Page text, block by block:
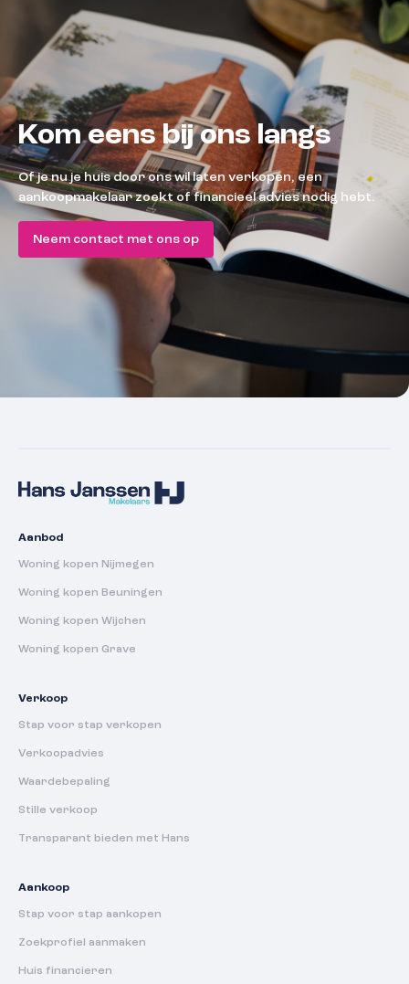
Kom eens bij ons langs
Of je nu je huis door ons wil laten verkopen, een
aankoopmakelaar zoekt of financieel advies nodig hebt.
Neem contact met ons op
Aanbod
Woning kopen Nijmegen
Woning kopen Beuningen
Woning kopen Wijchen
Woning kopen Grave
Verkoop
Stap voor stap verkopen
Verkoopadvies
Waardebepaling
Stille verkoop
Transparant bieden met Hans
Aankoop
Stap voor stap aankopen
Zoekprofiel aanmaken
Huis financieren